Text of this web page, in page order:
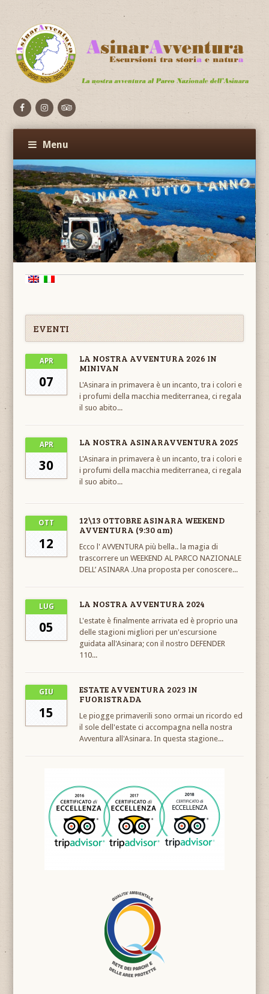
FacebookFlickr
Menu
EVENTI
APR
07
LA NOSTRA AVVENTURA 2026 IN
MINIVAN
L'Asinara in primavera è un incanto, tra i colori e
i profumi della macchia mediterranea, ci regala
il suo abito...
APR
30
LA NOSTRA ASINARAVVENTURA 2025
L'Asinara in primavera è un incanto, tra i colori e
i profumi della macchia mediterranea, ci regala
il suo abito...
OTT
12
12\13 OTTOBRE ASINARA WEEKEND
AVVENTURA (9:30 am)
Ecco l' AVVENTURA più bella.. la magia di
trascorrere un WEEKEND AL PARCO NAZIONALE
DELL’ ASINARA .Una proposta per conoscere...
LUG
05
LA NOSTRA AVVENTURA 2024
L'estate è finalmente arrivata ed è proprio una
delle stagioni migliori per un'escursione
guidata all'Asinara; con il nostro DEFENDER
110...
GIU
15
ESTATE AVVENTURA 2023 IN
FUORISTRADA
Le piogge primaverili sono ormai un ricordo ed
il sole dell'estate ci accompagna nella nostra
Avventura all'Asinara. In questa stagione...